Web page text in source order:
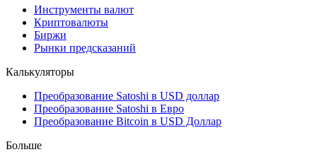
Инструменты валют
Криптовалюты
Биржи
Рынки предсказаний
Калькуляторы
Преобразование Satoshi в USD доллар
Преобразование Satoshi в Евро
Преобразование Bitcoin в USD Доллар
Больше